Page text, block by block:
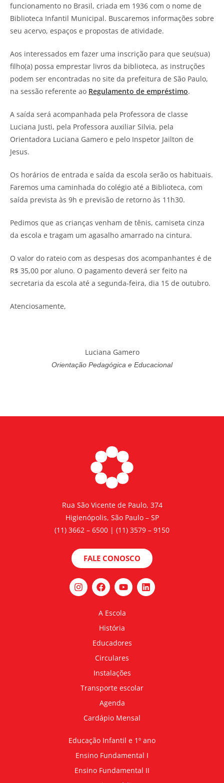
funcionamento no Brasil, criada em 1936 com o nome de
Biblioteca Infantil Municipal. Buscaremos informações sobre
seu acervo, espaços e propostas de atividade.
Aos interessados em fazer uma inscrição para que seu(sua)
filho(a) possa emprestar livros da biblioteca, as instruções
podem ser encontradas no site da prefeitura de São Paulo,
na sessão referente ao Regulamento de empréstimo.
A saída será acompanhada pela Professora de classe
Luciana Justi, pela Professora auxiliar Silvia, pela
Orientadora Luciana Gamero e pelo Inspetor Jailton de
Jesus.
Os horários de entrada e saída da escola serão os habituais.
Faremos uma caminhada do colégio até a Biblioteca, com
saída prevista às 9h e previsão de retorno às 11h30.
Pedimos que as crianças venham de tênis, camiseta cinza
da escola e tragam um agasalho amarrado na cintura.
O valor do rateio com as despesas dos acompanhantes é de
R$ 35,00 por aluno. O pagamento deverá ser feito na
secretaria da escola até a segunda-feira, dia 15 de outubro.
Atenciosamente,
Luciana Gamero
Orientação Pedagógica e Educacional
Rua São Vicente de Paulo, 374
Higienópolis, São Paulo – SP
(11) 3662 – 6500 | (11) 3579 – 9150
FALE CONOSCO
A Escola
História
Educadores
Circulares
Instalações
Transporte escolar
Agenda
Cardápio Mensal
Educação Infantil e 1º ano
Ensino Fundamental I
Ensino Fundamental II